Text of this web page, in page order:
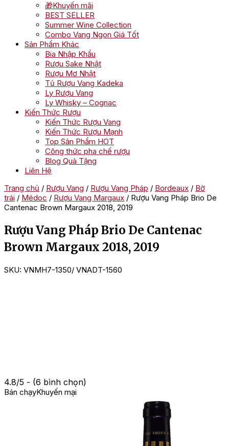
🎁Khuyến mãi
BEST SELLER
Summer Wine Collection
Combo Vang Ngon Giá Tốt
Sản Phẩm Khác
Bia Nhập Khẩu
Rượu Sake Nhật
Rượu Mơ Nhật
Tủ Rượu Vang Kadeka
Ly Rượu Vang
Ly Whisky – Cognac
Kiến Thức Rượu
Kiến Thức Rượu Vang
Kiến Thức Rượu Mạnh
Top Sản Phẩm HOT
Công thức pha chế rượu
Blog Quà Tặng
Liên Hệ
Trang chủ / Rượu Vang / Rượu Vang Pháp / Bordeaux / Bờ
trái / Médoc / Rượu Vang Margaux / Rượu Vang Pháp Brio De
Cantenac Brown Margaux 2018, 2019
Rượu Vang Pháp Brio De Cantenac
Brown Margaux 2018, 2019
SKU: VNMH7-1350/ VNADT-1560
4.8/5 - (6 bình chọn)
Bán chạyKhuyến mại